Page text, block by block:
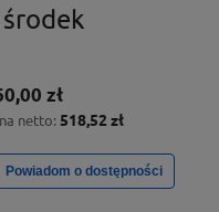
zł
netto: 518,52 zł
Powiadom o dostępności